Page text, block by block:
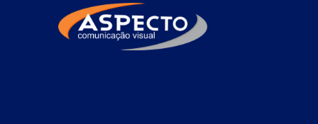
modernidade e identidade visual
alumínio composto, essa fachada
que valorizam o design arquitetônico. A
térmico do ambiente e exige baixa